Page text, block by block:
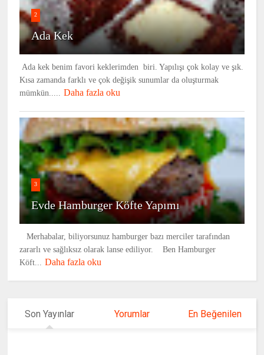
2
Ada Kek
Ada kek benim favori keklerimden biri. Yapılışı çok kolay ve şık.
Kısa zamanda farklı ve çok değişik sunumlar da oluşturmak
mümkün..... Daha fazla oku
3
Evde Hamburger Köfte Yapımı
Merhabalar, biliyorsunuz hamburger bazı merciler tarafından
zararlı ve sağlıksız olarak lanse ediliyor. Ben Hamburger
Köft... Daha fazla oku
Son Yayınlar Yorumlar En Beğenilen